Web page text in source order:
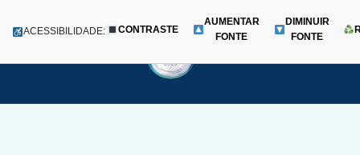
para
Menu
ACESSIBILIDADE: CONTRASTE
AUMENTAR
FONTE
DIMINUIR
FONTE